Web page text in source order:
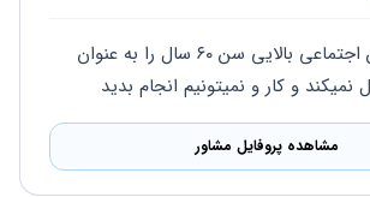
نمیکند و کار و نمیتونیم انجام بدید
مشاهده پروفایل مشاور